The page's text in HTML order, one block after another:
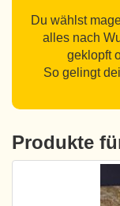
Du wählst
alles nach
geklopft
So gelingt
Produkte